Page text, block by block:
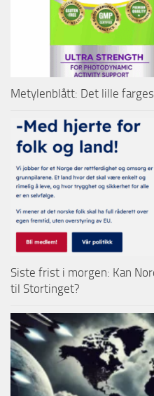
Metylenblått: Det lille
Siste frist i morgen: Kan
til Stortinget?